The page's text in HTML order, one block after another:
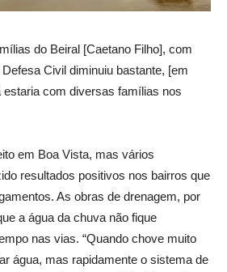
do Beiral [Caetano Filho], com
Civil diminuiu bastante, [em
estaria com diversas famílias nos
em Boa Vista, mas vários
resultados positivos nos bairros que
As obras de drenagem, por
a água da chuva não fique
nas vias. “Quando chove muito
água, mas rapidamente o sistema de